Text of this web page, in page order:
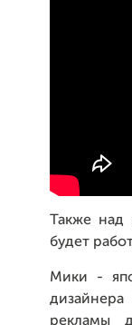
Также
будет
Мики -
рекламы